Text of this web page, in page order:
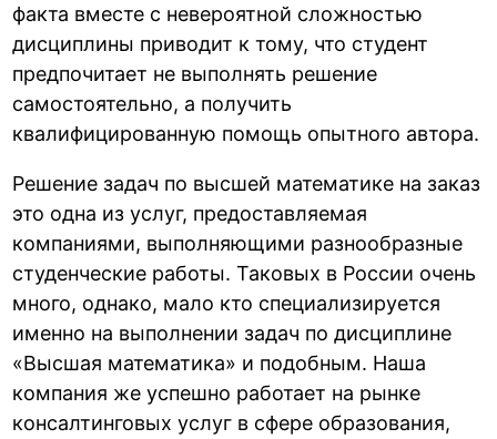
факта вместе с невероятной сложностью
дисциплины приводит к тому, что студент
предпочитает не выполнять решение
самостоятельно, а получить
квалифицированную помощь опытного автора.
Решение задач по высшей математике на заказ
это одна из услуг, предоставляемая
компаниями, выполняющими разнообразные
студенческие работы. Таковых в России очень
много, однако, мало кто специализируется
именно на выполнении задач по дисциплине
«Высшая математика» и подобным. Наша
компания же успешно работает на рынке
консалтинговых услуг в сфере образования,